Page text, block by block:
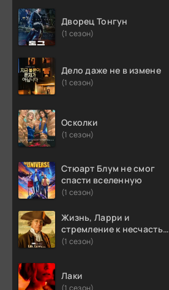
Дворец Тонгун
(1 сезон)
Дело даже не в измене
(1 сезон)
Осколки
(1 сезон)
Стюарт Блум не смог
спасти вселенную
(1 сезон)
Жизнь, Ларри и
стремление к несчастью:
Почти история Америки
(1 сезон)
Лаки
(1 сезон)